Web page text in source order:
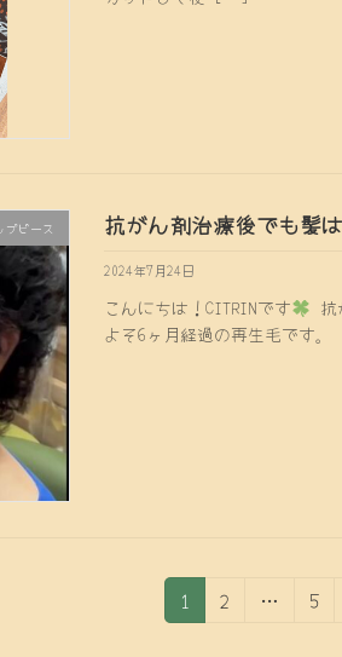
プピース 抗がん剤治療後でも髪
2024年7月24日
こんにちは！CITRINです
よそ6ヶ月経過の再生毛です
固
定
1
固
2 …
固
5